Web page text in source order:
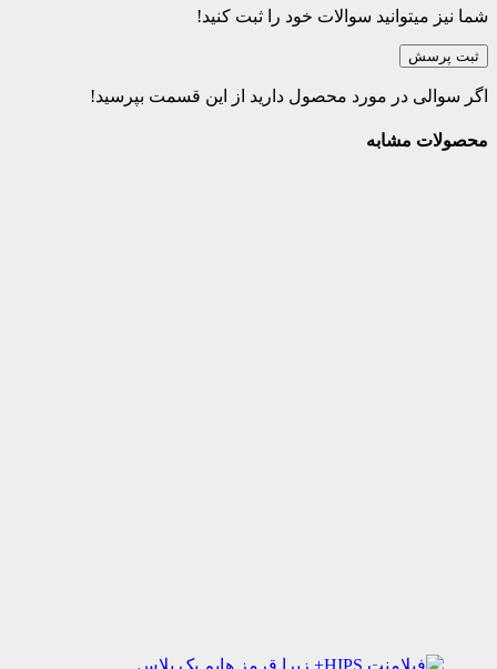
شما نیز میتوانید سوالات خود را ثبت کنید!
ثبت پرسش
اگر سوالی در مورد محصول دارید از این قسمت بپرسید!
محصولات مشابه